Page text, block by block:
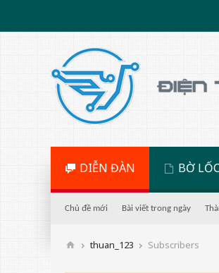
DIỄN ĐÀN BỜ LỐC
Chủ đề mới Bài viết trong ngày
thuan_123 Subscribers